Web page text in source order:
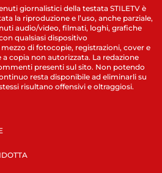
giornalistici della testata STILETV è
la riproduzione e l’uso, anche parziale,
audio/video, filmati, loghi, grafiche
qualsiasi dispositivo
di fotocopie, registrazioni, cover e
copia non autorizzata. La redazione
presenti sul sito. Non potendo
resta disponibile ad eliminarli su
risultano offensivi e oltraggiosi.